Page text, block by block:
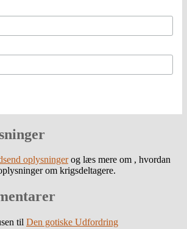
oplysningerog læs mere om , hvordan
om krigsdeltagere.
til Den gotiske Udfordring